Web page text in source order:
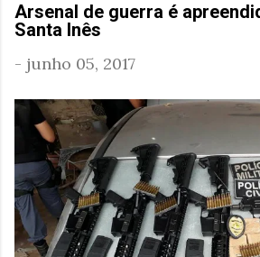
Arsenal de guerra é
Santa Inês
- junho 05, 2017